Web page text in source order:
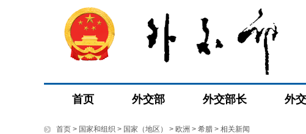
首页 外交部 外交部长 外
首页 > 国家和组织 > 国家（地区） > 欧洲 > 希腊 > 相关新闻